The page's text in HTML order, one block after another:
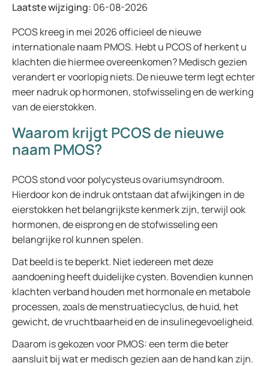
Laatste wijziging: 06-08-2026
PCOS kreeg in mei 2026 officieel de nieuwe
internationale naam PMOS. Hebt u PCOS of herkent u
klachten die hiermee overeenkomen? Medisch gezien
verandert er voorlopig niets. De nieuwe term legt echter
meer nadruk op hormonen, stofwisseling en de werking
van de eierstokken.
Waarom krijgt PCOS de nieuwe
naam PMOS?
PCOS stond voor polycysteus ovariumsyndroom.
Hierdoor kon de indruk ontstaan dat afwijkingen in de
eierstokken het belangrijkste kenmerk zijn, terwijl ook
hormonen, de eisprong en de stofwisseling een
belangrijke rol kunnen spelen.
Dat beeld is te beperkt. Niet iedereen met deze
aandoening heeft duidelijke cysten. Bovendien kunnen
klachten verband houden met hormonale en metabole
processen, zoals de menstruatiecyclus, de huid, het
gewicht, de vruchtbaarheid en de insulinegevoeligheid.
Daarom is gekozen voor PMOS: een term die beter
aansluit bij wat er medisch gezien aan de hand kan zijn.